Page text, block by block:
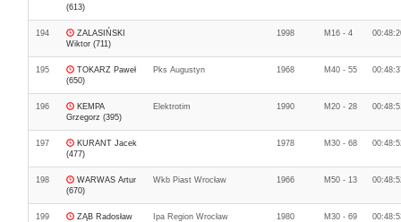
(613)
194
ZALASIŃSKI
Wiktor (711)
1998 M16 - 4
195
TOKARZ Paweł
(650)
Pks Augustyn 1968 M40 - 55
196
KEMPA
Grzegorz (395)
Elektrotim 1990 M20 - 28
197
KURANT Jacek
(477)
1978 M30 - 68
198
WARWAS Artur
(670)
Wkb Piast Wrocław 1966 M50 - 13
199
ZĄB Radosław
Ipa Region Wrocław 1980 M30 - 69